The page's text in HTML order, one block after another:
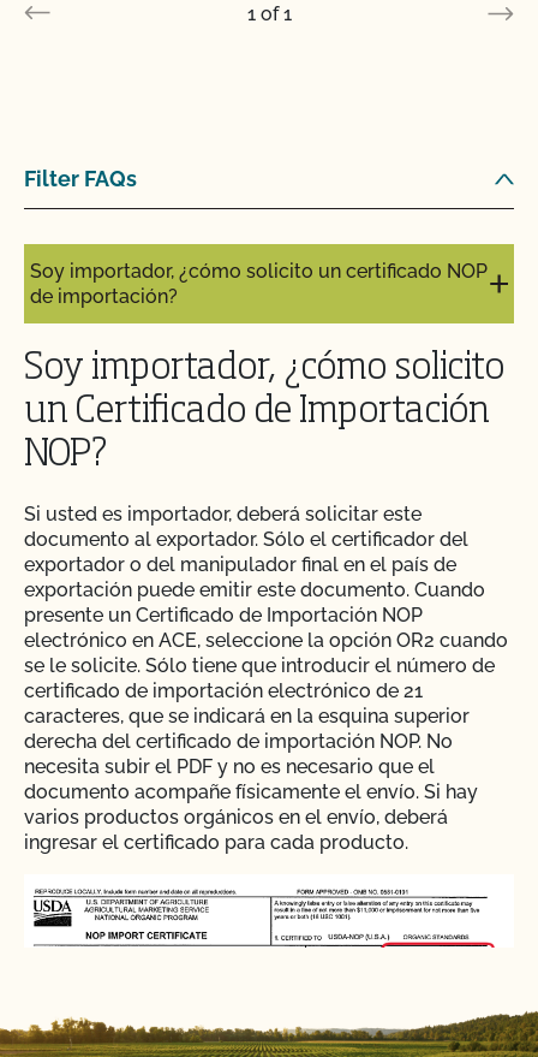
1 of 1
Filter FAQs
Soy importador, ¿cómo solicito un certificado NOP
de importación?
Soy importador, ¿cómo solicito
un Certificado de Importación
NOP?
Si usted es importador, deberá solicitar este
documento al exportador. Sólo el certificador del
exportador o del manipulador final en el país de
exportación puede emitir este documento. Cuando
presente un Certificado de Importación NOP
electrónico en ACE, seleccione la opción OR2 cuando
se le solicite. Sólo tiene que introducir el número de
certificado de importación electrónico de 21
caracteres, que se indicará en la esquina superior
derecha del certificado de importación NOP. No
necesita subir el PDF y no es necesario que el
documento acompañe físicamente el envío. Si hay
varios productos orgánicos en el envío, deberá
ingresar el certificado para cada producto.